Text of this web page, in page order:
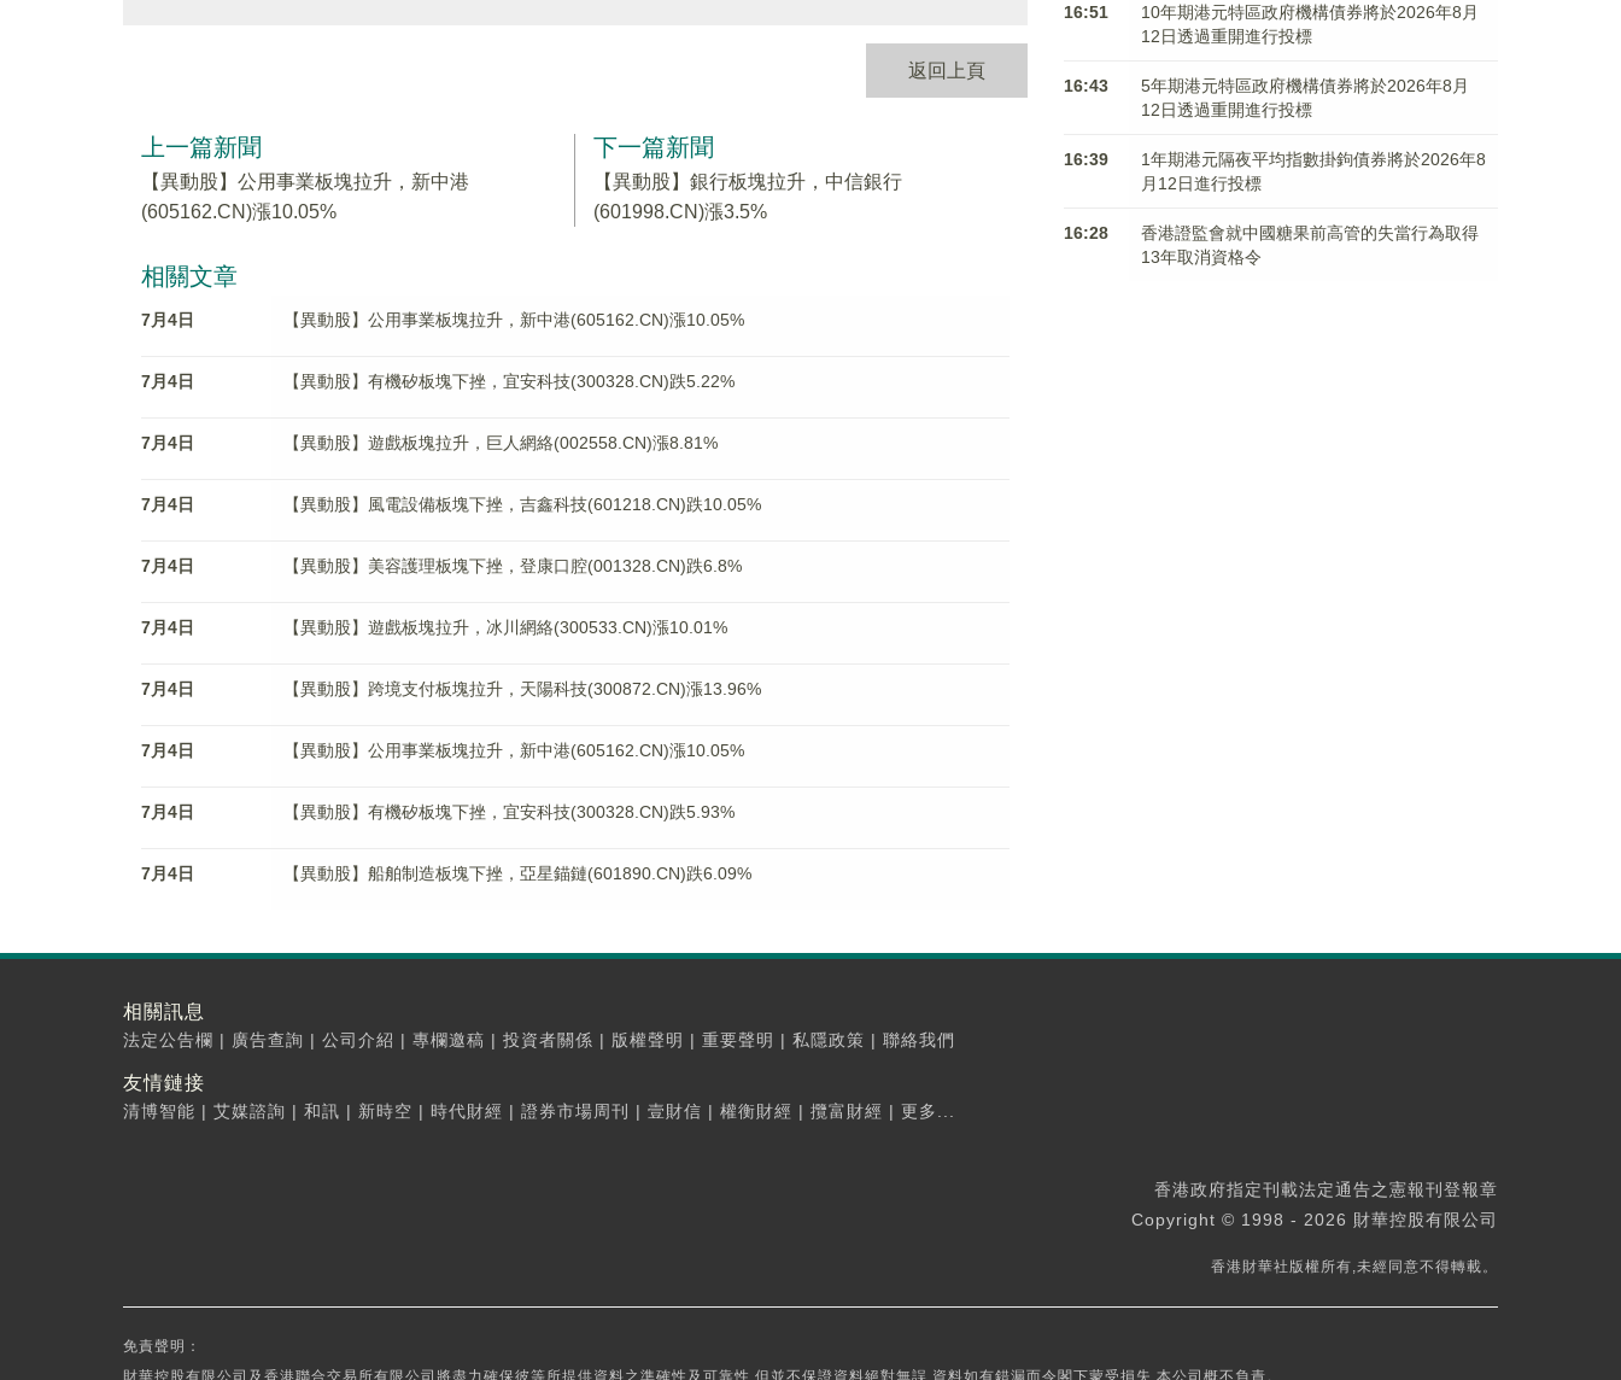
返回上頁
上一篇新聞
【異動股】公用事業板塊拉升，新中港
(605162.CN)漲10.05%
下一篇新聞
【異動股】銀行板塊拉升，中信銀行
(601998.CN)漲3.5%
相關文章
7月4日 【異動股】公用事業板塊拉升，新中港(605162.CN)漲10.05%
7月4日 【異動股】有機矽板塊下挫，宜安科技(300328.CN)跌5.22%
7月4日 【異動股】遊戲板塊拉升，巨人網絡(002558.CN)漲8.81%
7月4日 【異動股】風電設備板塊下挫，吉鑫科技(601218.CN)跌10.05%
7月4日 【異動股】美容護理板塊下挫，登康口腔(001328.CN)跌6.8%
7月4日 【異動股】遊戲板塊拉升，冰川網絡(300533.CN)漲10.01%
7月4日 【異動股】跨境支付板塊拉升，天陽科技(300872.CN)漲13.96%
7月4日 【異動股】公用事業板塊拉升，新中港(605162.CN)漲10.05%
7月4日 【異動股】有機矽板塊下挫，宜安科技(300328.CN)跌5.93%
7月4日 【異動股】船舶制造板塊下挫，亞星錨鏈(601890.CN)跌6.09%
16:51
10年期港元特區政府機構債券將於2026年8月
12日透過重開進行投標
16:43
5年期港元特區政府機構債券將於2026年8月
12日透過重開進行投標
16:39
1年期港元隔夜平均指數掛鉤債券將於2026年8
月12日進行投標
16:28
香港證監會就中國糖果前高管的失當行為取得
13年取消資格令
相關訊息
法定公告欄 | 廣告查詢 | 公司介紹 | 專欄邀稿 | 投資者關係 | 版權聲明 | 重要聲明 | 私隱政策 | 聯絡我們
友情鏈接
清博智能 | 艾媒諮詢 | 和訊 | 新時空 | 時代財經 | 證券市場周刊 | 壹財信 | 權衡財經 | 攬富財經 | 更多...
香港政府指定刊載法定通告之憲報刊登報章
Copyright © 1998 - 2026 財華控股有限公司
香港財華社版權所有,未經同意不得轉載。
免責聲明：